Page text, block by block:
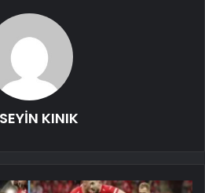
KINIK